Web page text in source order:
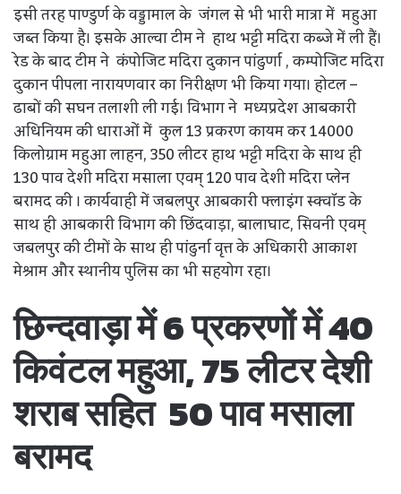
इसी तरह पाण्डुर्ण के वड्डामाल के जंगल से भी भारी मात्रा में महुआ
जब्त किया है। इसके आल्वा टीम ने हाथ भट्टी मदिरा कब्जे में ली हैं।
रेड के बाद टीम ने कंपोजिट मदिरा दुकान पांढुर्णा , कम्पोजिट मदिरा
दुकान पीपला नारायणवार का निरीक्षण भी किया गया। होटल –
ढाबों की सघन तलाशी ली गई। विभाग ने मध्यप्रदेश आबकारी
अधिनियम की धाराओं में कुल 13 प्रकरण कायम कर 14000
किलोग्राम महुआ लाहन, 350 लीटर हाथ भट्टी मदिरा के साथ ही
130 पाव देशी मदिरा मसाला एवम् 120 पाव देशी मदिरा प्लेन
बरामद की । कार्यवाही में जबलपुर आबकारी फ्लाइंग स्क्वॉड के
साथ ही आबकारी विभाग की छिंदवाड़ा, बालाघाट, सिवनी एवम्
जबलपुर की टीमों के साथ ही पांढुर्ना वृत्त के अधिकारी आकाश
मेश्राम और स्थानीय पुलिस का भी सहयोग रहा।
छिन्दवाड़ा में 6 प्रकरणों में 40
किवंटल महुआ, 75 लीटर देशी
शराब सहित 50 पाव मसाला
बरामद